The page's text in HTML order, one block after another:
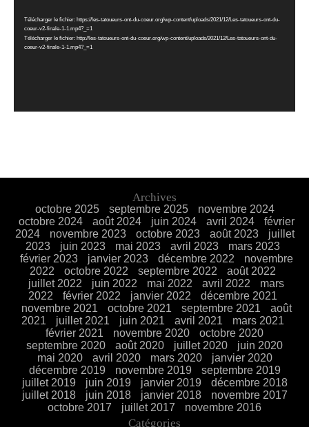
Télécharger le fichier: https://les-tatoueurs-ont-du-coeur.org/wp-content/uploads/2021/12/Les-tatoueurs-ont-du-
coeur-v2-finale-1-1.mp4?_=1
Télécharger le fichier: http://les-tatoueurs-ont-du-coeur.org/wp-content/uploads/2021/12/Les-tatoueurs-ont-du-
coeur-v2-finale-1-1.mp4?_=1
Archives
octobre 2025 septembre 2025
novembre 2024
octobre 2024
août 2024 juin 2024 avril 2024
février
2024
novembre 2023 octobre 2023 août 2023
juillet
2023
juin 2023 mai 2023 avril 2023
mars 2023
février 2023
janvier 2023 décembre 2022
novembre
2022
octobre 2022 septembre 2022
août 2022
juillet 2022
juin 2022 mai 2022 avril 2022
mars
2022
février 2022 janvier 2022
décembre 2021
novembre 2021
octobre 2021 septembre 2021
août
2021
juillet 2021 juin 2021 avril 2021
mars 2021
février 2021
novembre 2020
octobre 2020
septembre 2020
août 2020 juillet 2020
juin 2020
mai 2020
avril 2020 mars 2020
janvier 2020
décembre 2019
novembre 2019
septembre 2019
juillet 2019
juin 2019 janvier 2019
décembre 2018
juillet 2018
juin 2018 janvier 2018
novembre 2017
octobre 2017
juillet 2017 novembre 2016
Catégories